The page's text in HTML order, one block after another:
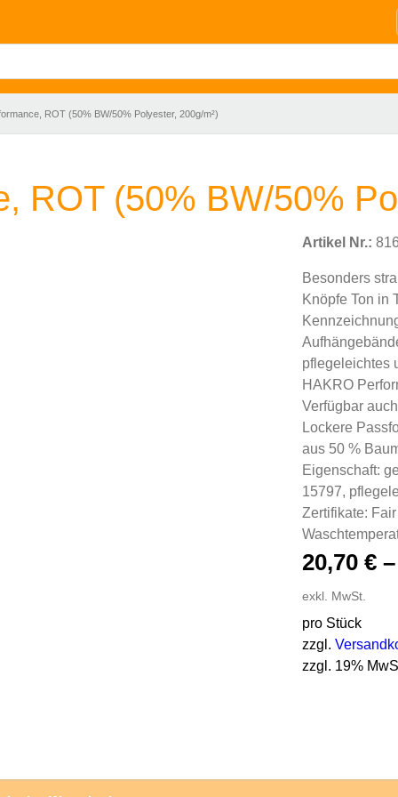
ROT (50% BW/50% Polyester, 200g/m²)
ROT (50% BW/50%
Artikel Nr.:
Besonders
Knöpfe Ton in
pflegeleichtes
HAKRO
Verfügbar
Lockere
aus 50 %
Eigenschaft:
15797,
Zertifikate:
20,70 €–
exkl. MwSt.
pro Stück
zzgl.
zzgl. 19%